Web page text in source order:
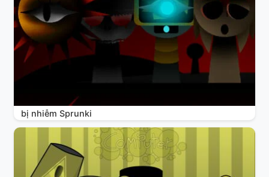
bị nhiễm Sprunki